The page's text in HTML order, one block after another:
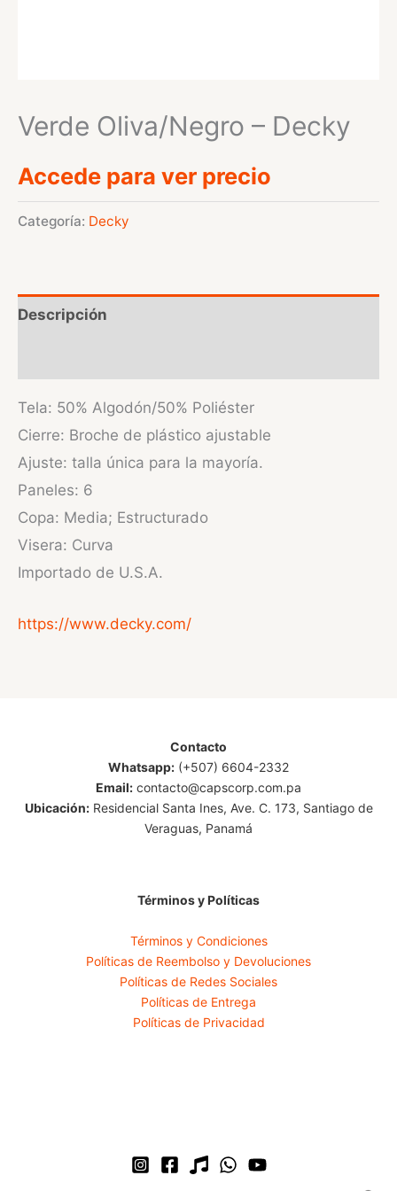
Verde Oliva/Negro – Decky
Accede para ver precio
Categoría: Decky
Descripción
Tela: 50% Algodón/50% Poliéster
Cierre: Broche de plástico ajustable
Ajuste: talla única para la mayoría.
Paneles: 6
Copa: Media; Estructurado
Visera: Curva
Importado de U.S.A.
https://www.decky.com/
Contacto
Whatsapp: (+507) 6604-2332
Email: contacto@capscorp.com.pa
Ubicación:Residencial Santa Ines, Ave. C. 173, Santiago de
Veraguas, Panamá
Términos y Políticas
Términos y Condiciones
Políticas de Reembolso y Devoluciones
Políticas de Redes Sociales
Políticas de Entrega
Políticas de Privacidad